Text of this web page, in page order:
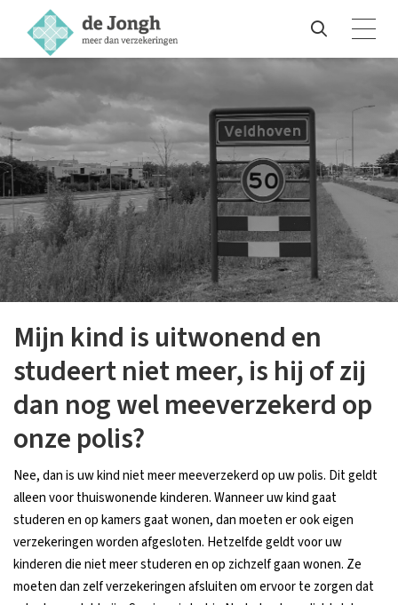
Mijn kind is uitwonend en
studeert niet meer, is hij of zij
dan nog wel meeverzekerd op
onze polis?
Nee, dan is uw kind niet meer meeverzekerd op uw polis. Dit geldt
alleen voor thuiswonende kinderen. Wanneer uw kind gaat
studeren en op kamers gaat wonen, dan moeten er ook eigen
verzekeringen worden afgesloten. Hetzelfde geldt voor uw
kinderen die niet meer studeren en op zichzelf gaan wonen. Ze
moeten dan zelf verzekeringen afsluiten om ervoor te zorgen dat